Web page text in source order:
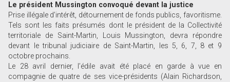
Le président Mussington convoqué devant la justice
Prise illégale d’intérêt, détournement de fonds publics, favoritisme.
Tels sont les faits présumés dont le président de la Collectivité
territoriale de Saint-Martin, Louis Mussington, devra répondre
devant le tribunal judiciaire de Saint-Martin, les 5, 6, 7, 8 et 9
octobre prochains.
Le 28 avril dernier, l’édile avait été placé en garde à vue en
compagnie de quatre de ses vice-présidents (Alain Richardson,